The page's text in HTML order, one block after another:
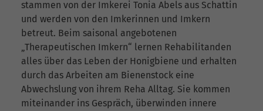
stammen von der Imkerei Tonia Abels aus Schattin
und werden von den Imkerinnen und Imkern
betreut. Beim saisonal angebotenen
„Therapeutischen Imkern“ lernen Rehabilitanden
alles über das Leben der Honigbiene und erhalten
durch das Arbeiten am Bienenstock eine
Abwechslung von ihrem Reha Alltag. Sie kommen
miteinander ins Gespräch, überwinden innere